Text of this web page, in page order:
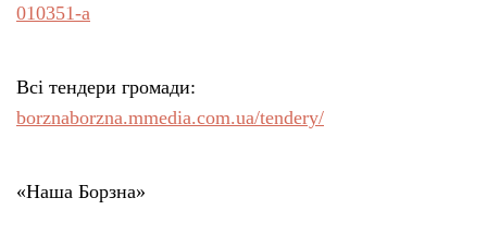
010351-a
Всі тендери громади:
borznaborzna.mmedia.com.ua/tendery/
«Наша Борзна»